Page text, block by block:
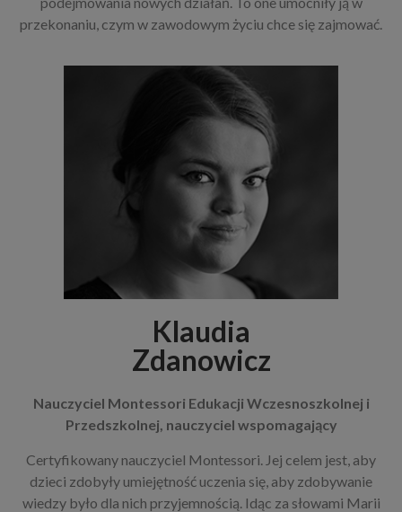
przekonaniu, czym w zawodowym życiu chce się zajmować.
Klaudia
Zdanowicz
Nauczyciel Montessori Edukacji Wczesnoszkolnej i
Przedszkolnej, nauczyciel wspomagający
Certyfikowany nauczyciel Montessori. Jej celem jest, aby
dzieci zdobyły umiejętność uczenia się, aby zdobywanie
wiedzy było dla nich przyjemnością. Idąc za słowami Marii